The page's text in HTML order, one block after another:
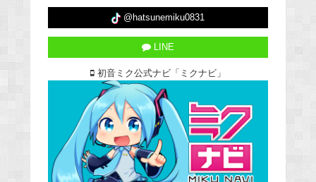
@hatsunemiku0831
LINE
初音ミク公式ナビ「ミクナビ」